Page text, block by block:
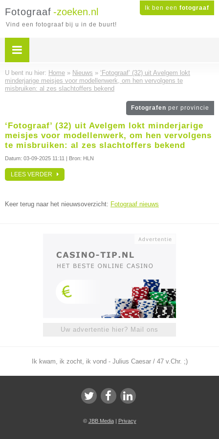
Ik ben een fotograaf
Fotograaf -zoeken.nl
Vind een fotograaf bij u in de buurt!
U bent nu hier: Home » Nieuws » ‘Fotograaf’ (32) uit Avelgem lokt
minderjarige meisjes voor modellenwerk, om hen vervolgens te
misbruiken: al zes slachtoffers bekend
Fotografen per provincie
‘Fotograaf’ (32) uit Avelgem lokt minderjarige
meisjes voor modellenwerk, om hen vervolgens
te misbruiken: al zes slachtoffers bekend
Datum: 03-09-2025 11:11 | Bron: HLN
LEES VERDER
Keer terug naar het nieuwsoverzicht: Fotograaf nieuws
Uw advertentie hier? Mail ons
Ik kwam, ik zocht, ik vond - Julius Caesar / 47 v.Chr. ;)
© JBB Media| Privacy